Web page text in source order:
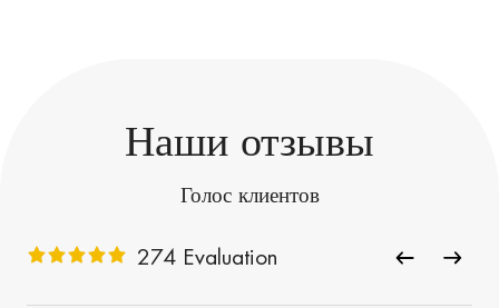
Наши отзывы
Голос клиентов
274 Evaluation